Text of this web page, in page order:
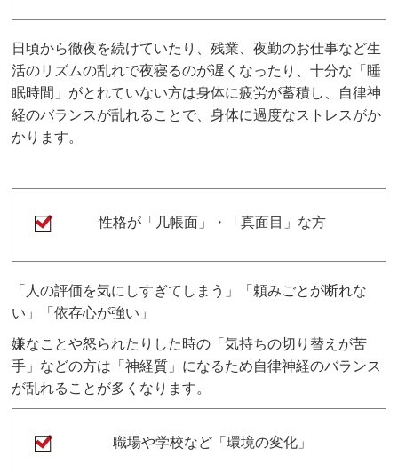
日頃から徹夜を続けていたり、残業、夜勤のお仕事など生
活のリズムの乱れで夜寝るのが遅くなったり、十分な「睡
眠時間」がとれていない方は身体に疲労が蓄積し、自律神
経のバランスが乱れることで、身体に過度なストレスがか
かります。
性格が「几帳面」・「真面目」な方
「人の評価を気にしすぎてしまう」「頼みごとが断れな
い」「依存心が強い」
嫌なことや怒られたりした時の「気持ちの切り替えが苦
手」などの方は「神経質」になるため自律神経のバランス
が乱れることが多くなります。
職場や学校など「環境の変化」